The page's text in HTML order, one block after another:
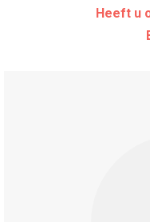
Heeft u